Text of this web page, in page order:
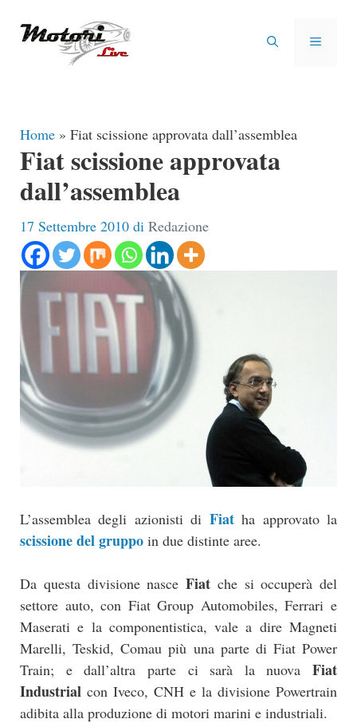
MENU
Home » Fiat scissione approvata dall’assemblea
Fiat scissione approvata
dall’assemblea
17 Settembre 2010 di Redazione
L’assemblea degli azionisti di Fiatha approvato la
scissione del gruppo in due distinte aree.
Da questa divisione nasce Fiat che si occuperà del
settore auto, con Fiat Group Automobiles, Ferrari e
Maserati e la componentistica, vale a dire Magneti
Marelli, Teskid, Comau più una parte di Fiat Power
Train; e dall’altra parte ci sarà la nuova Fiat
Industrial con Iveco, CNH e la divisione Powertrain
adibita alla produzione di motori marini e industriali.